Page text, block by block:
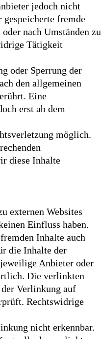
jedoch nicht
fremde
nach Umständen zu
Tätigkeit
oder Sperrung der
den allgemeinen
Eine
erst ab dem
möglich.
diese Inhalte
externen Websites
Einfluss haben.
Inhalte auch
die Inhalte der
Anbieter oder
Die verlinkten
Verlinkung auf
Rechtswidrige
nicht erkennbar.